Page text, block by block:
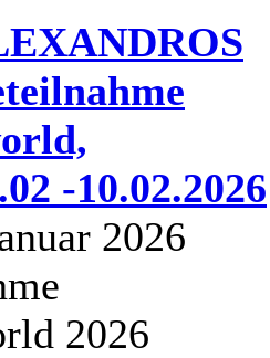
-10.02.2026
2026
2026